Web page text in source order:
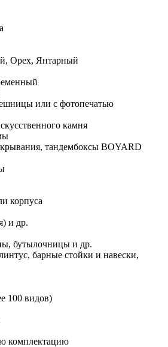
Орех, Янтарный
или с фотопечатью
камня
тандембоксы BOYARD
корпуса
и др.
бутылочницы и др.
барные стойки и навески,
100 видов)
комплектацию